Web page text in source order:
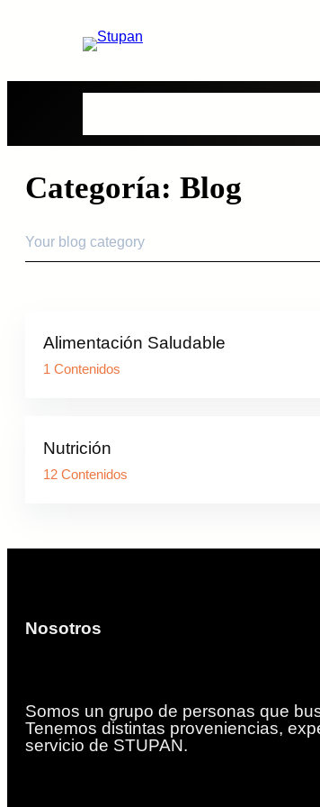
Categoría: Blog
Your blog category
Alimentación Saludable
1 Contenidos
Nutrición
12 Contenidos
Nosotros
Somos un grupo de personas que
Tenemos distintas proveniencias,
servicio de STUPAN.